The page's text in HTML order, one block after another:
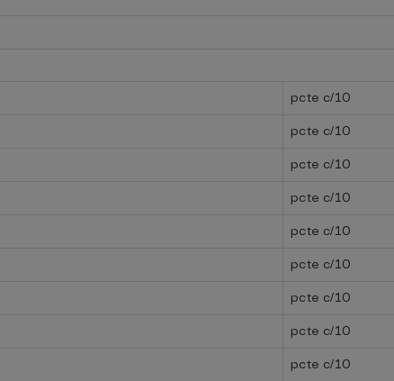
pcte c/10
pcte c/10
pcte c/10
pcte c/10
pcte c/10
pcte c/10
pcte c/10
pcte c/10
pcte c/10